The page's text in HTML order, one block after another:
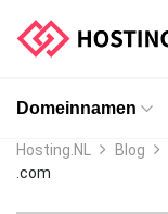
Domeinnamen
Hosting.NL Blog
.com